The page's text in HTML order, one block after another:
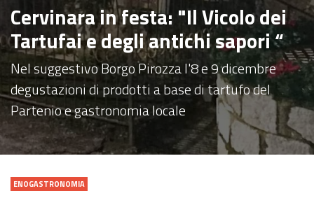
Cervinara in festa: "Il Vicolo dei
Tartufai e degli antichi sapori “
Nel suggestivo Borgo Pirozza l'8 e 9 dicembre
degustazioni di prodotti a base di tartufo del
Partenio e gastronomia locale
ENOGASTRONOMIA